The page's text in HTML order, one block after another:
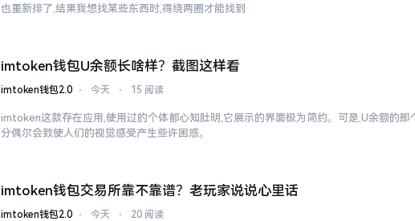
也重新排了,结果我想找某些东西时,得绕两圈才能找到
imtoken钱包U余额长啥样？截图这样看
imtoken钱包2.0 ⋅ 今天 ⋅ 15 阅读
imtoken这款存在应用,使用过的个体都心知肚明,它展示的界面极为简约。可是,U余额的那
分偶尔会致使人们的视觉感受产生些许困惑。
imtoken钱包交易所靠不靠谱？老玩家说说心里话
imtoken钱包2.0 ⋅ 今天 ⋅ 20 阅读